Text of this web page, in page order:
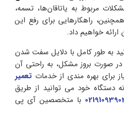
مربوط به یاتاقان‌ها، تسمه،
راهکارهایی برای رفع این
خواهیم داد.
به طور کامل با دلایل سفت شدن
در صورت بروز مشکل، به راحتی آن
برای بهره مندی از خدمات تعمیر
دستگاه خود می توانید از طریق
با متخصصین آی پی